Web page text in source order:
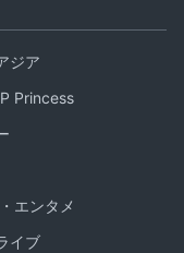
ジア
Princess
エンタメ
イブ